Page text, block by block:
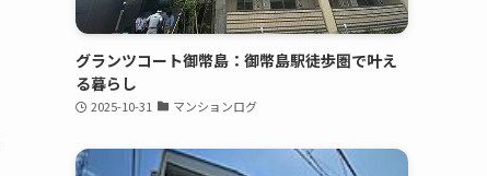
グランツコート御幣島：御幣島駅徒歩圏で叶え
る暮らし
2025-10-31 マンションログ